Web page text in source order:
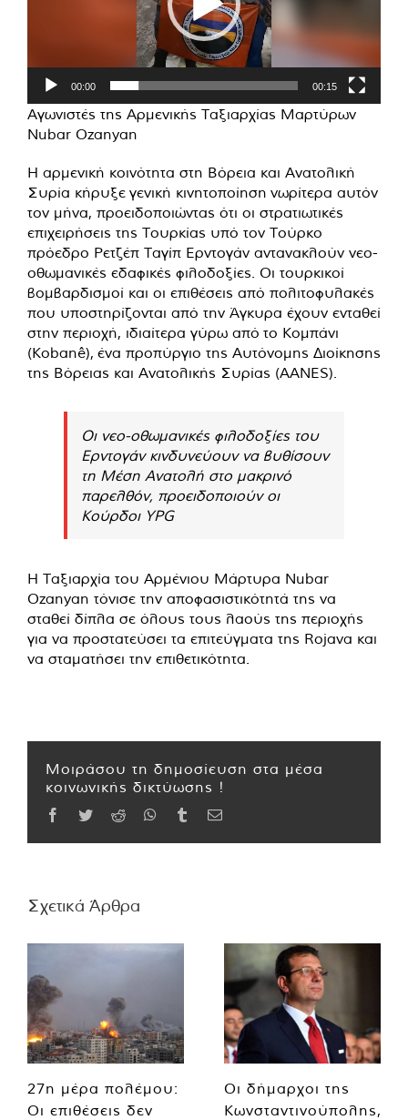
00:00 00:15
Αγωνιστές της Αρμενικής Ταξιαρχίας Μαρτύρων
Nubar Ozanyan
Η αρμενική κοινότητα στη Βόρεια και Ανατολική
Συρία κήρυξε γενική κινητοποίηση νωρίτερα αυτόν
τον μήνα, προειδοποιώντας ότι οι στρατιωτικές
επιχειρήσεις της Τουρκίας υπό τον Τούρκο
πρόεδρο Ρετζέπ Ταγίπ Ερντογάν αντανακλούν νεο-
οθωμανικές εδαφικές φιλοδοξίες. Οι τουρκικοί
βομβαρδισμοί και οι επιθέσεις από πολιτοφυλακές
που υποστηρίζονται από την Άγκυρα έχουν ενταθεί
στην περιοχή, ιδιαίτερα γύρω από το Κομπάνι
(Kobanê), ένα προπύργιο της Αυτόνομης Διοίκησης
της Βόρειας και Ανατολικής Συρίας (AANES).
Οι νεο-οθωμανικές φιλοδοξίες του
Ερντογάν κινδυνεύουν να βυθίσουν
τη Μέση Ανατολή στο μακρινό
παρελθόν, προειδοποιούν οι
Κούρδοι YPG
Η Ταξιαρχία του Αρμένιου Μάρτυρα Nubar
Ozanyan τόνισε την αποφασιστικότητά της να
σταθεί δίπλα σε όλους τους λαούς της περιοχής
για να προστατεύσει τα επιτεύγματα της Rojava και
να σταματήσει την επιθετικότητα.
Μοιράσου τη δημοσίευση στα μέσα
κοινωνικής δικτύωσης !
Facebook
TwitterReddit WhatsApp
TumblrEmail
Σχετικά Άρθρα
27η μέρα πολέμου:
Οι επιθέσεις δεν
Οι δήμαρχοι της
Κωνσταντινούπολης,